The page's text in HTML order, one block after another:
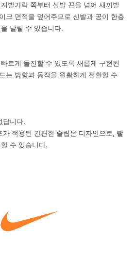
발가락 쪽부터 신발 끈을 넘어 새끼발
크 면적을 덮어주므로 신발과 공이 한층
날릴 수 있습니다.
르게 돌진할 수 있도록 새롭게 구현된
는 방향과 동작을 원활하게 전환할 수
답니다.
가 적용된 간편한 슬립온 디자인으로, 빨
수 있습니다.